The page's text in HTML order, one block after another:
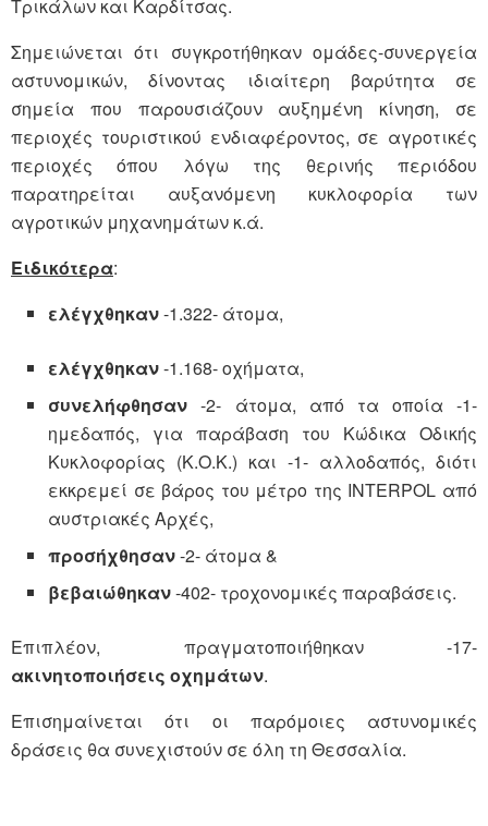
Τρικάλων και Καρδίτσας.
Σημειώνεται ότι συγκροτήθηκαν ομάδες-συνεργεία
αστυνομικών, δίνοντας ιδιαίτερη βαρύτητα σε
σημεία που παρουσιάζουν αυξημένη κίνηση, σε
περιοχές τουριστικού ενδιαφέροντος, σε αγροτικές
περιοχές όπου λόγω της θερινής περιόδου
παρατηρείται αυξανόμενη κυκλοφορία των
αγροτικών μηχανημάτων κ.ά.
Ειδικότερα:
ελέγχθηκαν-1.322- άτομα,
ελέγχθηκαν-1.168- οχήματα,
συνελήφθησαν -2- άτομα, από τα οποία -1-
ημεδαπός, για παράβαση του Κώδικα Οδικής
Κυκλοφορίας (Κ.Ο.Κ.) και -1- αλλοδαπός, διότι
εκκρεμεί σε βάρος του μέτρο της INTERPOL από
αυστριακές Αρχές,
προσήχθησαν-2- άτομα &
βεβαιώθηκαν-402- τροχονομικές παραβάσεις.
Επιπλέον, πραγματοποιήθηκαν -17-
ακινητοποιήσεις οχημάτων.
Επισημαίνεται ότι οι παρόμοιες αστυνομικές
δράσεις θα συνεχιστούν σε όλη τη Θεσσαλία.